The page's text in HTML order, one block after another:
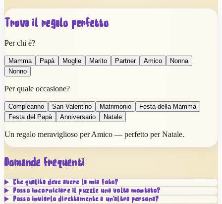
Trova il regalo perfetto
Per chi è?
Mamma Papà Moglie Marito Partner Amico
Nonna
Nonno
Per quale occasione?
Compleanno San Valentino Matrimonio
Festa della Mamma
Festa del Papà
Anniversario Natale
Un regalo meraviglioso per Amico — perfetto per Natale.
Domande frequenti
Che qualità deve avere la mia foto?
Posso incorniciare il puzzle una volta montato?
Posso inviarlo direttamente a un'altra persona?